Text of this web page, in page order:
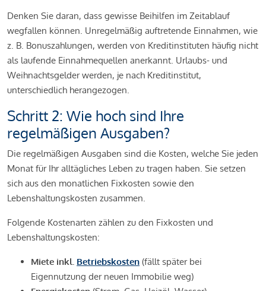
Denken Sie daran, dass gewisse Beihilfen im Zeitablauf
wegfallen können. Unregelmäßig auftretende Einnahmen, wie
z. B. Bonuszahlungen, werden von Kreditinstituten häufig nicht
als laufende Einnahmequellen anerkannt. Urlaubs- und
Weihnachtsgelder werden, je nach Kreditinstitut,
unterschiedlich herangezogen.
Schritt 2: Wie hoch sind Ihre
regelmäßigen Ausgaben?
Die regelmäßigen Ausgaben sind die Kosten, welche Sie jeden
Monat für Ihr alltägliches Leben zu tragen haben. Sie setzen
sich aus den monatlichen Fixkosten sowie den
Lebenshaltungskosten zusammen.
Folgende Kostenarten zählen zu den Fixkosten und
Lebenshaltungskosten:
Miete inkl. Betriebskosten (fällt später bei
Eigennutzung der neuen Immobilie weg)